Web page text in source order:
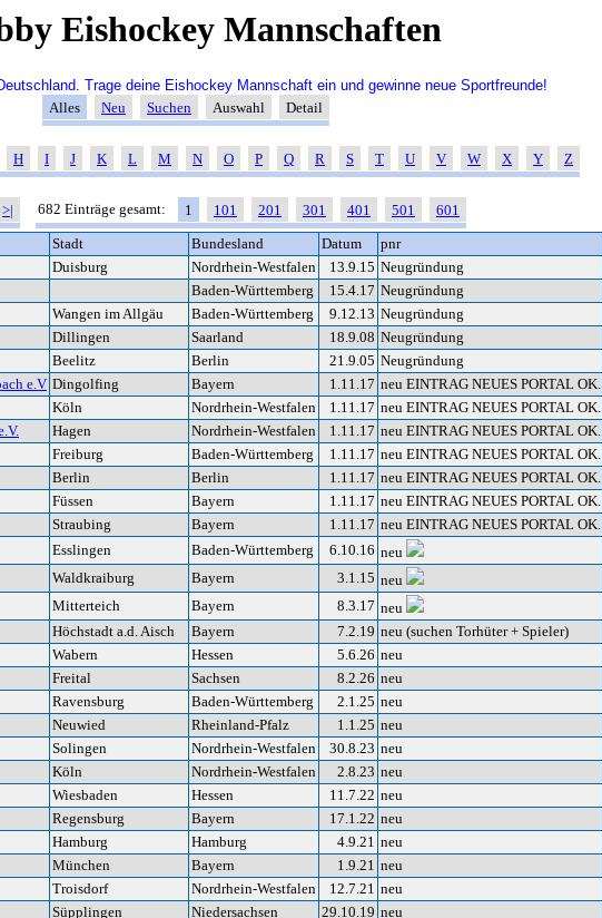
Eishockey Mannschaften
Trage deine Eishockey Mannschaft ein und gewinne neue Sportfreunde!
Alles
Neu Suchen Auswahl Detail
H I J K L M N O P Q R S T U V W X Y Z
>| 682 Einträge gesamt: 1 101 201 301 401 501
601
Stadt Bundesland Datum
pnr
Duisburg Nordrhein-Westfalen 13.9.15 Neugründung
Baden-Württemberg 15.4.17 Neugründung
Wangen im Allgäu Baden-Württemberg 9.12.13 Neugründung
Dillingen Saarland 18.9.08 Neugründung
Beelitz Berlin 21.9.05 Neugründung
e.V Dingolfing Bayern 1.11.17 neu EINTRAG NEUES PORTAL OK.
Köln Nordrhein-Westfalen 1.11.17 neu EINTRAG NEUES PORTAL OK.
Hagen Nordrhein-Westfalen 1.11.17 neu EINTRAG NEUES PORTAL OK.
Freiburg Baden-Württemberg 1.11.17 neu EINTRAG NEUES PORTAL OK.
Berlin Berlin 1.11.17 neu EINTRAG NEUES PORTAL OK.
Füssen Bayern 1.11.17 neu EINTRAG NEUES PORTAL OK.
Straubing Bayern 1.11.17 neu EINTRAG NEUES PORTAL OK.
Esslingen Baden-Württemberg 6.10.16 neu
Waldkraiburg Bayern 3.1.15 neu
Mitterteich Bayern 8.3.17 neu
Höchstadt a.d. Aisch Bayern 7.2.19 neu (suchen Torhüter + Spieler)
Wabern Hessen 5.6.26 neu
Freital Sachsen 8.2.26 neu
Ravensburg Baden-Württemberg 2.1.25 neu
Neuwied Rheinland-Pfalz 1.1.25 neu
Solingen Nordrhein-Westfalen 30.8.23 neu
Köln Nordrhein-Westfalen 2.8.23 neu
Wiesbaden Hessen 11.7.22 neu
Regensburg Bayern 17.1.22 neu
Hamburg Hamburg 4.9.21 neu
München Bayern 1.9.21 neu
Troisdorf Nordrhein-Westfalen 12.7.21 neu
Süpplingen Niedersachsen 29.10.19 neu